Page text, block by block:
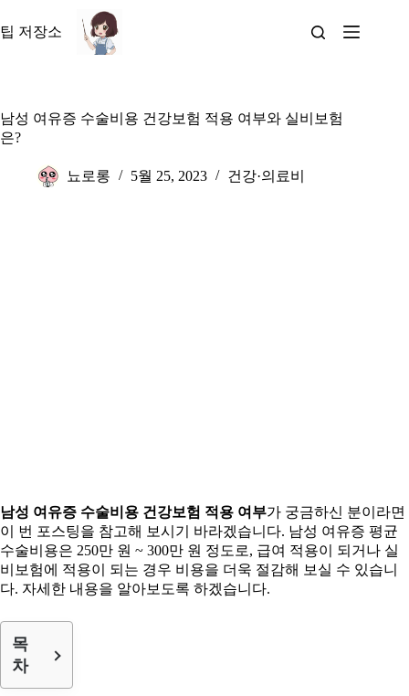
문
뛰
기
팁 저장소
남성 여유증 수술비용 건강보험 적용 여부와 실비보험
은?
뇨로롱 5월 25, 2023 건강·의료비
남성 여유증 수술비용 건강보험 적용 여부가 궁금하신 분이라면
이 번 포스팅을 참고해 보시기 바라겠습니다. 남성 여유증 평균
수술비용은 250만 원 ~ 300만 원 정도로, 급여 적용이 되거나 실
비보험에 적용이 되는 경우 비용을 더욱 절감해 보실 수 있습니
다. 자세한 내용을 알아보도록 하겠습니다.
목
차